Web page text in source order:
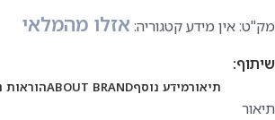
מק"ט:אין מידעקטגוריה: אזלו מהמלאי
שיתוף:
תיאורמידע נוסףABOUT BRANDהוראות
תיאור